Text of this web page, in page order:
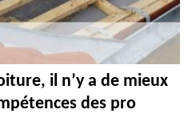
il n’y a de mieux
des pro